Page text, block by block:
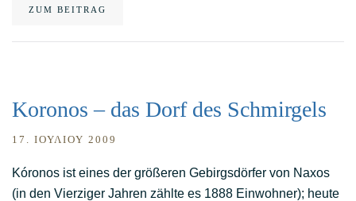
ZUM BEITRAG
Koronos – das Dorf des Schmirgels
17. ΙΟΥΛΊΟΥ 2009
Kóronos ist eines der größeren Gebirgsdörfer von Naxos
(in den Vierziger Jahren zählte es 1888 Einwohner); heute